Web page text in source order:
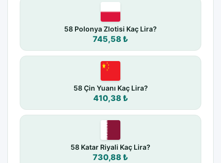
58 Polonya Zlotisi Kaç Lira?
745,58 ₺
58 Çin Yuanı Kaç Lira?
410,38 ₺
58 Katar Riyali Kaç Lira?
730,88 ₺